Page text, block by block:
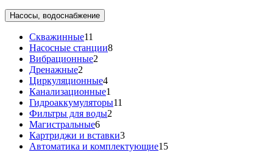
Насосы, водоснабжение
Скважинные11
Насосные станции8
Вибрационные2
Дренажные2
Циркуляционные4
Канализационные1
Гидроаккумуляторы11
Фильтры для воды2
Магистральные6
Картриджи и вставки3
Автоматика и комплектующие15